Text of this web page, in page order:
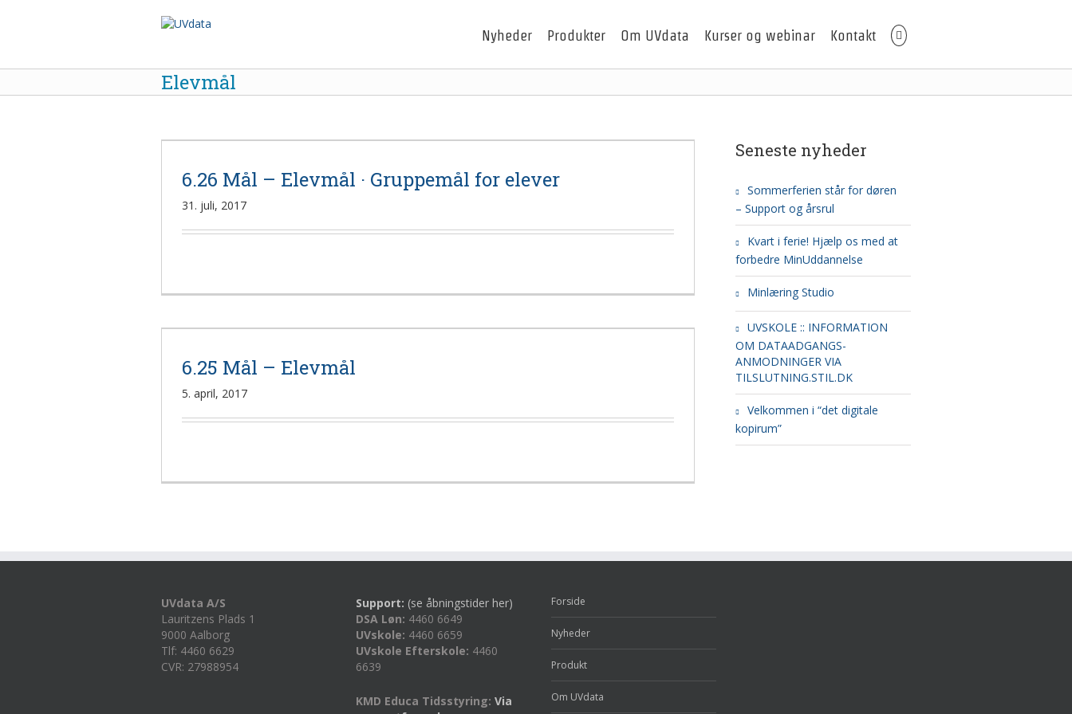
Nyheder Produkter Om UVdata Kurser og webinar Kontakt
Elevmål
6.26 Mål – Elevmål · Gruppemål for elever
31. juli, 2017
6.25 Mål – Elevmål
5. april, 2017
Seneste nyheder
Sommerferien står for døren
– Support og årsrul
Kvart i ferie! Hjælp os med at
forbedre MinUddannelse
Minlæring Studio
UVSKOLE :: INFORMATION
OM DATAADGANGS-
ANMODNINGER VIA
TILSLUTNING.STIL.DK
Velkommen i “det digitale
kopirum”
UVdata A/S
Lauritzens Plads 1
9000 Aalborg
Tlf: 4460 6629
CVR: 27988954
Support: (se åbningstider her)
DSA Løn: 4460 6649
UVskole: 4460 6659
UVskole Efterskole: 4460
6639
KMD Educa Tidsstyring:Via
Forside
Nyheder
Produkt
Om UVdata